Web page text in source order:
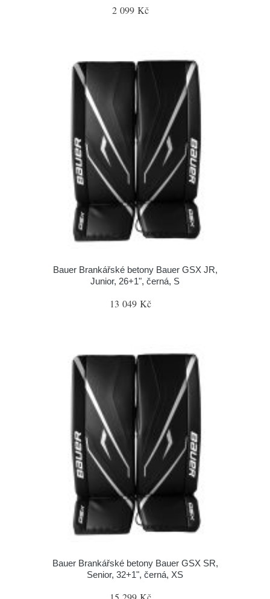
2 099 Kč
Bauer Brankářské betony Bauer GSX JR,
Junior, 26+1", černá, S
13 049 Kč
Bauer Brankářské betony Bauer GSX SR,
Senior, 32+1", černá, XS